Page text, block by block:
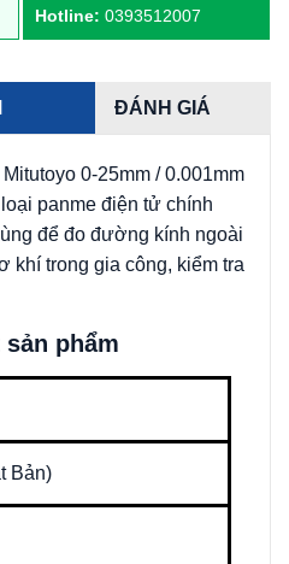
Hotline: 0393512007
ĐÁNH GIÁ
0-25mm / 0.001mm
panme điện tử chính
để đo đường kính ngoài
khí trong gia công, kiểm tra
phẩm
Bản)